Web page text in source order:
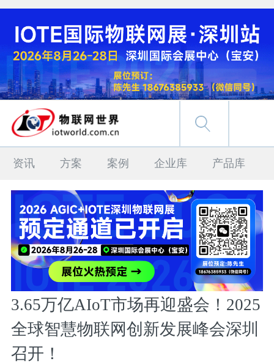
资讯 方案 案例 企业库 产品库
3.65万亿AIoT市场再迎盛会！2025
全球智慧物联网创新发展峰会深圳
召开！